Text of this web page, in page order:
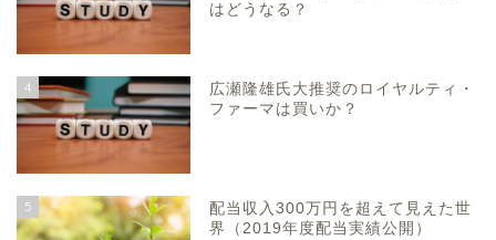
はどうなる？
4
広瀬隆雄氏大推奨のロイヤルティ・
ファーマは買いか？
5
配当収入300万円を超えて見えた世
界（2019年度配当実績公開）